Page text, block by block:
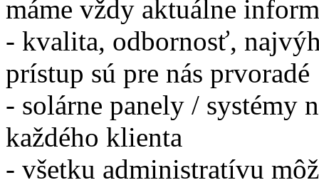
máme vždy aktuálne
- kvalita, odbornosť,
prístup sú pre nás prvoradé
- solárne panely / systémy
každého klienta
- všetku administratívu